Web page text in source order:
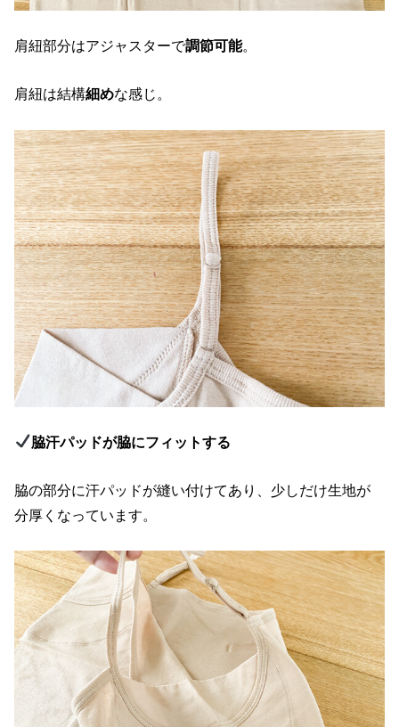
肩紐部分はアジャスターで調節可能。
肩紐は結構細めな感じ。
脇汗パッドが脇にフィットする
脇の部分に汗パッドが縫い付けてあり、少しだけ生地が
分厚くなっています。